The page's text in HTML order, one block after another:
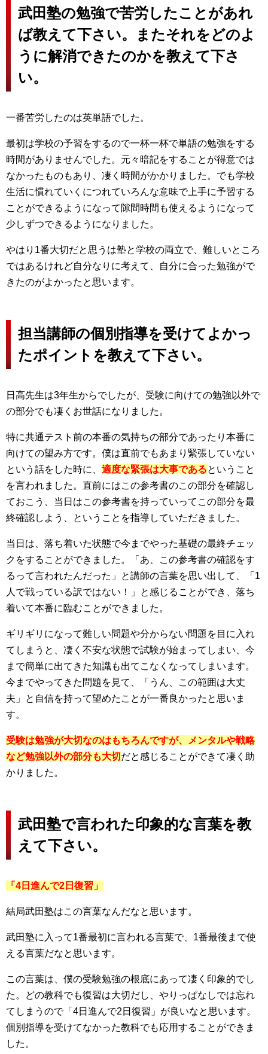
武田塾の勉強で苦労したことがあれ
ば教えて下さい。またそれをどのよ
うに解消できたのかを教えて下さ
い。
一番苦労したのは英単語でした。
最初は学校の予習をするので一杯一杯で単語の勉強をする
時間がありませんでした。元々暗記をすることが得意では
なかったものもあり、凄く時間がかかりました。でも学校
生活に慣れていくにつれていろんな意味で上手に予習する
ことができるようになって隙間時間も使えるようになって
少しずつできるようになりました。
やはり1番大切だと思うは塾と学校の両立で、難しいところ
ではあるけれど自分なりに考えて、自分に合った勉強がで
きたのがよかったと思います。
担当講師の個別指導を受けてよかっ
たポイントを教えて下さい。
日高先生は3年生からでしたが、受験に向けての勉強以外で
の部分でも凄くお世話になりました。
特に共通テスト前の本番の気持ちの部分であったり本番に
向けての望み方です。僕は直前でもあまり緊張していない
という話をした時に、 適度な緊張は大事であるということ
を言われました。直前にはこの参考書のこの部分を確認し
ておこう、当日はこの参考書を持っていってこの部分を最
終確認しよう、ということを指導していただきました。
当日は、落ち着いた状態で今までやった基礎の最終チェッ
クをすることができました。「あ、この参考書の確認をす
るって言われたんだった」と講師の言葉を思い出して、「1
人で戦っている訳ではない！」と感じることができ、落ち
着いて本番に臨むことができました。
ギリギリになって難しい問題や分からない問題を目に入れ
てしまうと、凄く不安な状態で試験が始まってしまい、今
まで簡単に出てきた知識も出てこなくなってしまいます。
今までやってきた問題を見て、「うん、この範囲は大丈
夫」と自信を持って望めたことが一番良かったと思いま
す。
受験は勉強が大切なのはもちろんですが、メンタルや戦略
など勉強以外の部分も大切だと感じることができて凄く助
かりました。
武田塾で言われた印象的な言葉を教
えて下さい。
「4日進んで2日復習」
結局武田塾はこの言葉なんだなと思います。
武田塾に入って1番最初に言われる言葉で、1番最後まで使
える言葉だなと思います。
この言葉は、僕の受験勉強の根底にあって凄く印象的でし
た。どの教科でも復習は大切だし、やりっぱなしでは忘れ
てしまうので「4日進んで2日復習」が良いなと思います。
個別指導を受けてなかった教科でも応用することができま
した。